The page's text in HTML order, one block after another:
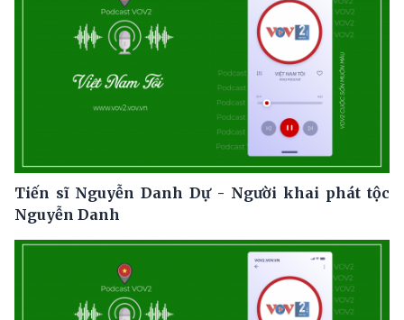
Tiến sĩ Nguyễn Danh Dự - Người khai phát tộc
Nguyễn Danh